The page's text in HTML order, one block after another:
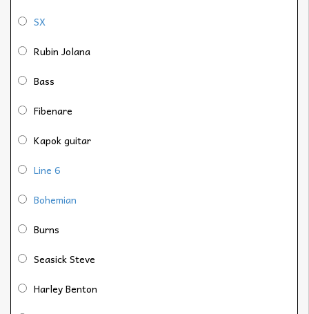
SX
Rubin Jolana
Bass
Fibenare
Kapok guitar
Line 6
Bohemian
Burns
Seasick Steve
Harley Benton